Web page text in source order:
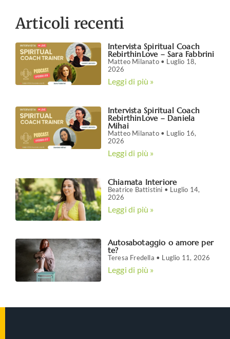
Articoli recenti
Intervista Spiritual Coach
RebirthinLove – Sara Fabbrini
Matteo Milanato
Luglio 18,
2026
Leggi di più »
Intervista Spiritual Coach
RebirthinLove – Daniela
Mihai
Matteo Milanato
Luglio 16,
2026
Leggi di più »
Chiamata Interiore
Beatrice Battistini
Luglio 14,
2026
Leggi di più »
Autosabotaggio o amore per
te?
Teresa Fredella Luglio 11, 2026
Leggi di più »